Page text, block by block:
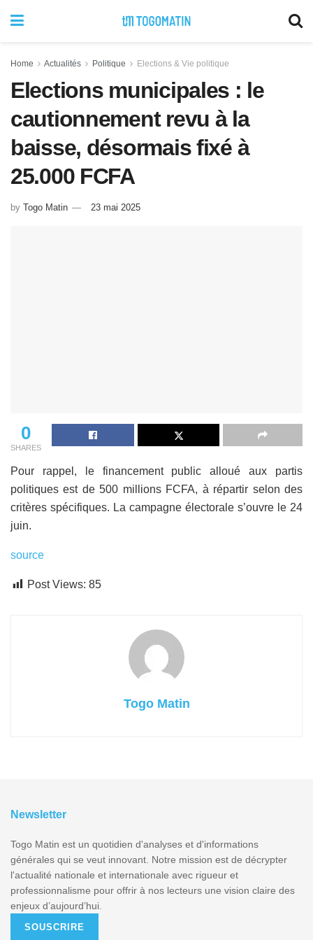
Home Actualités Politique Elections & Vie politique
Elections municipales : le
cautionnement revu à la
baisse, désormais fixé à
25.000 FCFA
by Togo Matin 23 mai 2025
0
SHARES
Pour rappel, le financement public alloué aux partis
politiques est de 500 millions FCFA, à répartir selon des
critères spécifiques. La campagne électorale s’ouvre le 24
juin.
source
Post Views: 85
Togo Matin
Newsletter
Togo Matin est un quotidien d'analyses et d'informations
générales qui se veut innovant. Notre mission est de décrypter
l'actualité nationale et internationale avec rigueur et
professionnalisme pour offrir à nos lecteurs une vision claire des
enjeux d’aujourd’hui.
SOUSCRIRE